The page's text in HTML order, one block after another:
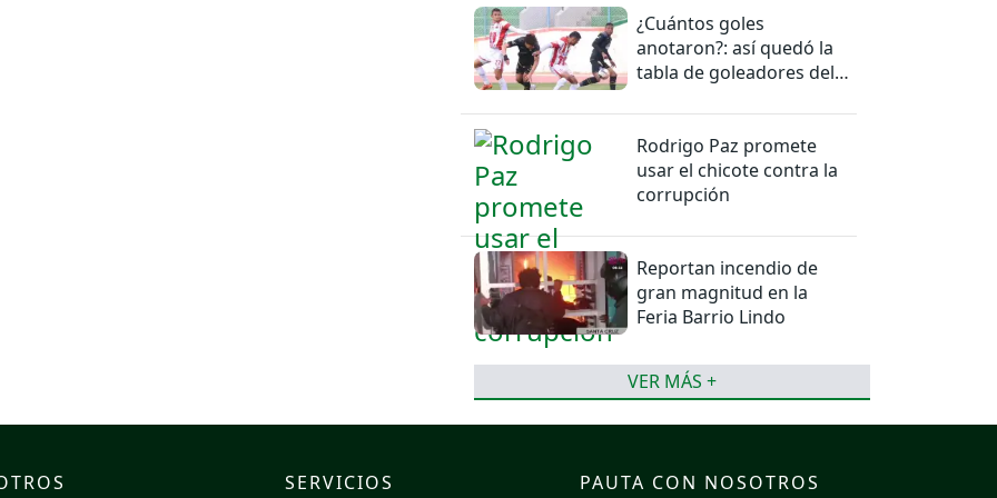
¿Cuántos goles
anotaron?: así quedó la
tabla de goleadores del
Rodrigo Paz promete
usar el chicote contra la
corrupción
Reportan incendio de
gran magnitud en la
Feria Barrio Lindo
VER MÁS +
SERVICIOS PAUTA CON NOSOTROS